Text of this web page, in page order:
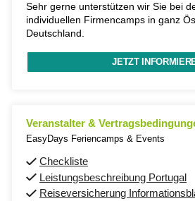
Sehr gerne unterstützen wir Sie bei
individuellen Firmencamps in ganz
Deutschland.
JETZT
Veranstalter &
EasyDays Feriencamps & Events
Checkliste
Leistungsbeschreibung Portugal
Reiseversicherung